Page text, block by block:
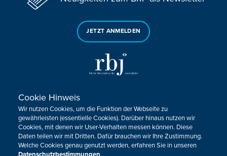
JETZT ANMELDEN
Sie haben noch Fragen oder Anmerkungen?
KONTAKTIEREN SIE UNS!
Impressum Datenschutz Kontakt
Barrierefreiheit
Cookie-Zustimmung anpassen
Cookie Hinweis
Wir nutzen Cookies, um die Funktion der Webseite zu
gewährleisten (essentielle Cookies). Darüber hinaus nutzen wir
Cookies, mit denen wir User-Verhalten messen können. Diese
Daten teilen wir mit Dritten. Dafür brauchen wir Ihre Zustimmung.
Welche Cookies genau genutzt werden, erfahren Sie in unseren